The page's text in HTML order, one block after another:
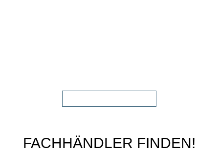
FACHHÄNDLER FINDEN!